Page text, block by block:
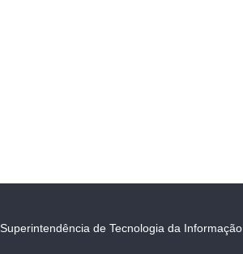
Superintendência de Tecnologia da Informação